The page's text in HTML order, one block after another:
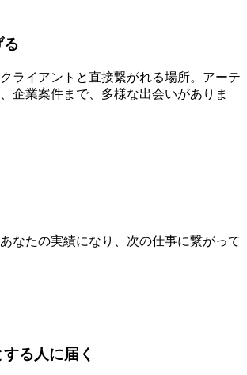
る
ライアントと直接繋がれる場所。アーテ
企業案件まで、多様な出会いがありま
なたの実績になり、次の仕事に繋がって
る人に届く